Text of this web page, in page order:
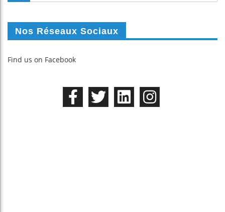
Nos Réseaux Sociaux
Find us on Facebook